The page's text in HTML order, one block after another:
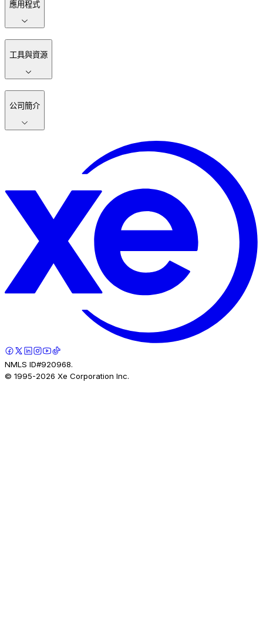
應用程式
工具與資源
公司簡介
NMLS ID#920968.
© 1995-2026 Xe Corporation Inc.